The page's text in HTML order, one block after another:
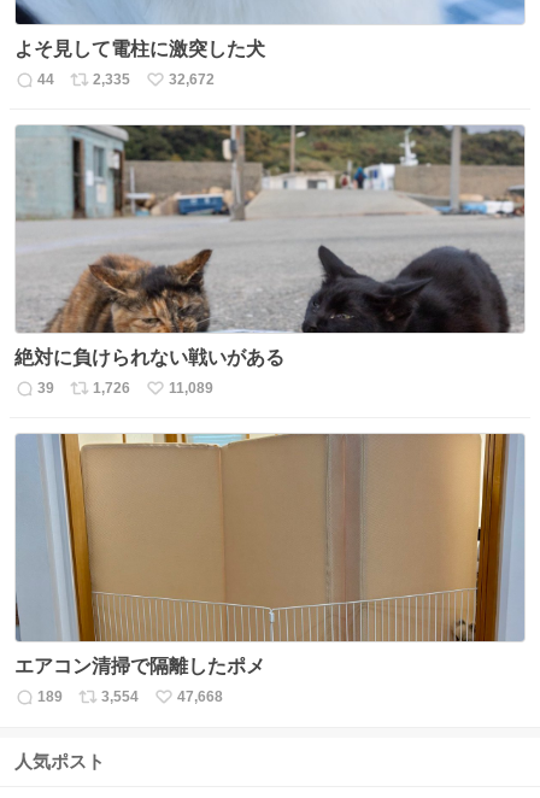
よそ見して電柱に激突した犬
返
数
44
リ
ス
ト
数
2,335
い
ね
数
32,672
絶対に負けられない戦いがある
返
39
リ
ス
ト
数
1,726
い
ね
11,089
エアコン清掃で隔離したポメ
返
数
189
リ
ス
3,554
い
47,668
人気ポスト